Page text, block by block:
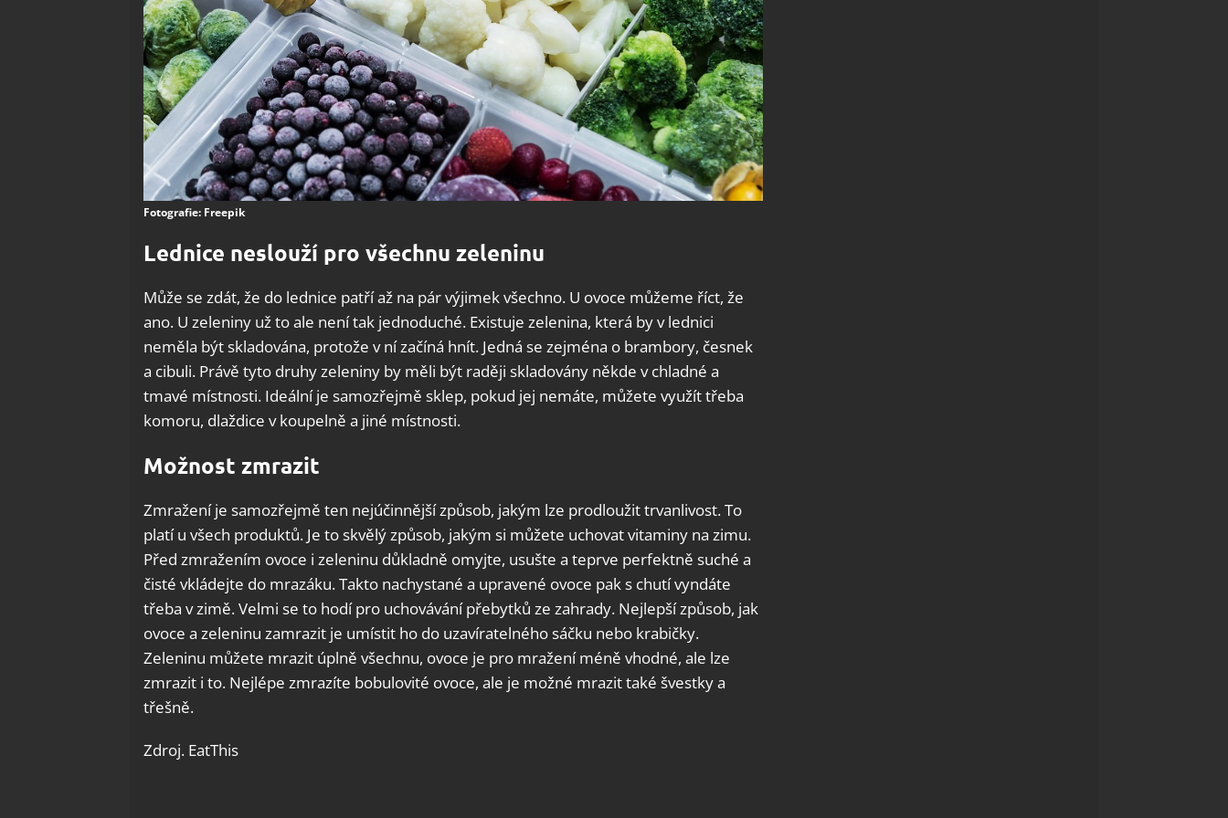
Fotografie: Freepik
Lednice neslouží pro všechnu zeleninu
Může se zdát, že do lednice patří až na pár výjimek všechno. U ovoce můžeme říct, že
ano. U zeleniny už to ale není tak jednoduché. Existuje zelenina, která by v lednici
neměla být skladována, protože v ní začíná hnít. Jedná se zejména o brambory, česnek
a cibuli. Právě tyto druhy zeleniny by měli být raději skladovány někde v chladné a
tmavé místnosti. Ideální je samozřejmě sklep, pokud jej nemáte, můžete využít třeba
komoru, dlaždice v koupelně a jiné místnosti.
Možnost zmrazit
Zmražení je samozřejmě ten nejúčinnější způsob, jakým lze prodloužit trvanlivost. To
platí u všech produktů. Je to skvělý způsob, jakým si můžete uchovat vitaminy na zimu.
Před zmražením ovoce i zeleninu důkladně omyjte, usušte a teprve perfektně suché a
čisté vkládejte do mrazáku. Takto nachystané a upravené ovoce pak s chutí vyndáte
třeba v zimě. Velmi se to hodí pro uchovávání přebytků ze zahrady. Nejlepší způsob, jak
ovoce a zeleninu zamrazit je umístit ho do uzavíratelného sáčku nebo krabičky.
Zeleninu můžete mrazit úplně všechnu, ovoce je pro mražení méně vhodné, ale lze
zmrazit i to. Nejlépe zmrazíte bobulovité ovoce, ale je možné mrazit také švestky a
třešně.
Zdroj. EatThis